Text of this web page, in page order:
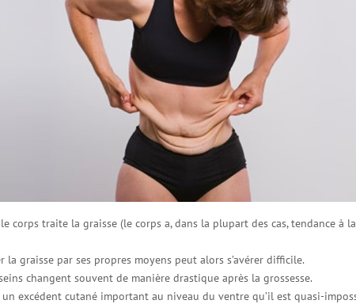
corps traite la graisse (le corps a, dans la plupart des cas, tendance à la
la graisse par ses propres moyens peut alors s’avérer difficile.
changent souvent de manière drastique après la grossesse.
excédent cutané important au niveau du ventre qu’il est quasi-